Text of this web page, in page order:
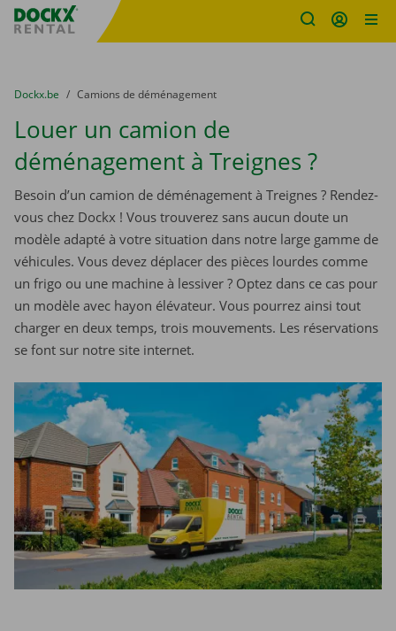
sitename
You are here:
du
Dockx.be to
Camions de déménagement
Louer un camion de
déménagement à Treignes ?
Besoin d’un camion de déménagement à Treignes ? Rendez-
vous chez Dockx ! Vous trouverez sans aucun doute un
modèle adapté à votre situation dans notre large gamme de
véhicules. Vous devez déplacer des pièces lourdes comme
un frigo ou une machine à lessiver ? Optez dans ce cas pour
un modèle avec hayon élévateur. Vous pourrez ainsi tout
charger en deux temps, trois mouvements. Les réservations
se font sur notre site internet.